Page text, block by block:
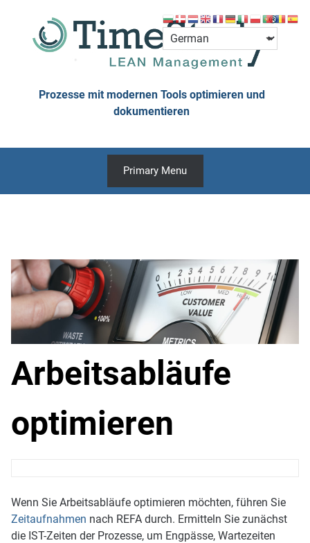
content
Prozesse mit modernen Tools optimieren und
dokumentieren
Primary Menu
Arbeitsabläufe
optimieren
Wenn Sie Arbeitsabläufe optimieren möchten, führen Sie
Zeitaufnahmen nach REFA durch. Ermitteln Sie zunächst
die IST-Zeiten der Prozesse, um Engpässe, Wartezeiten